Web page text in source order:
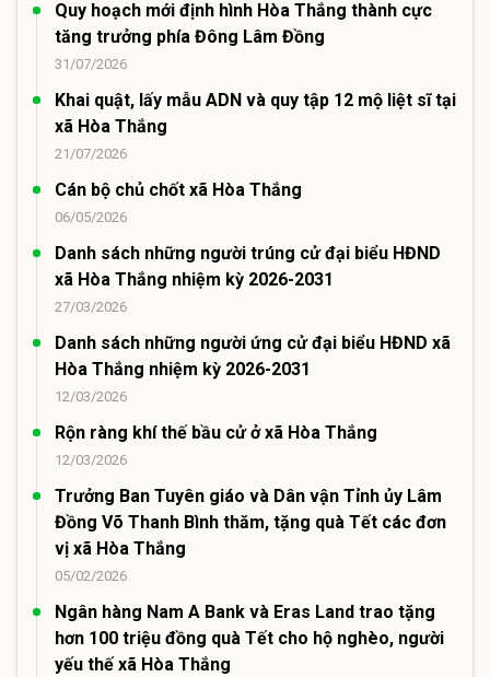
Quy hoạch mới định hình Hòa Thắng thành cực
tăng trưởng phía Đông Lâm Đồng
31/07/2026
Khai quật, lấy mẫu ADN và quy tập 12 mộ liệt sĩ tại
xã Hòa Thắng
21/07/2026
Cán bộ chủ chốt xã Hòa Thắng
06/05/2026
Danh sách những người trúng cử đại biểu HĐND
xã Hòa Thắng nhiệm kỳ 2026-2031
27/03/2026
Danh sách những người ứng cử đại biểu HĐND xã
Hòa Thắng nhiệm kỳ 2026-2031
12/03/2026
Rộn ràng khí thế bầu cử ở xã Hòa Thắng
12/03/2026
Trưởng Ban Tuyên giáo và Dân vận Tỉnh ủy Lâm
Đồng Võ Thanh Bình thăm, tặng quà Tết các đơn
vị xã Hòa Thắng
05/02/2026
Ngân hàng Nam A Bank và Eras Land trao tặng
hơn 100 triệu đồng quà Tết cho hộ nghèo, người
yếu thế xã Hòa Thắng